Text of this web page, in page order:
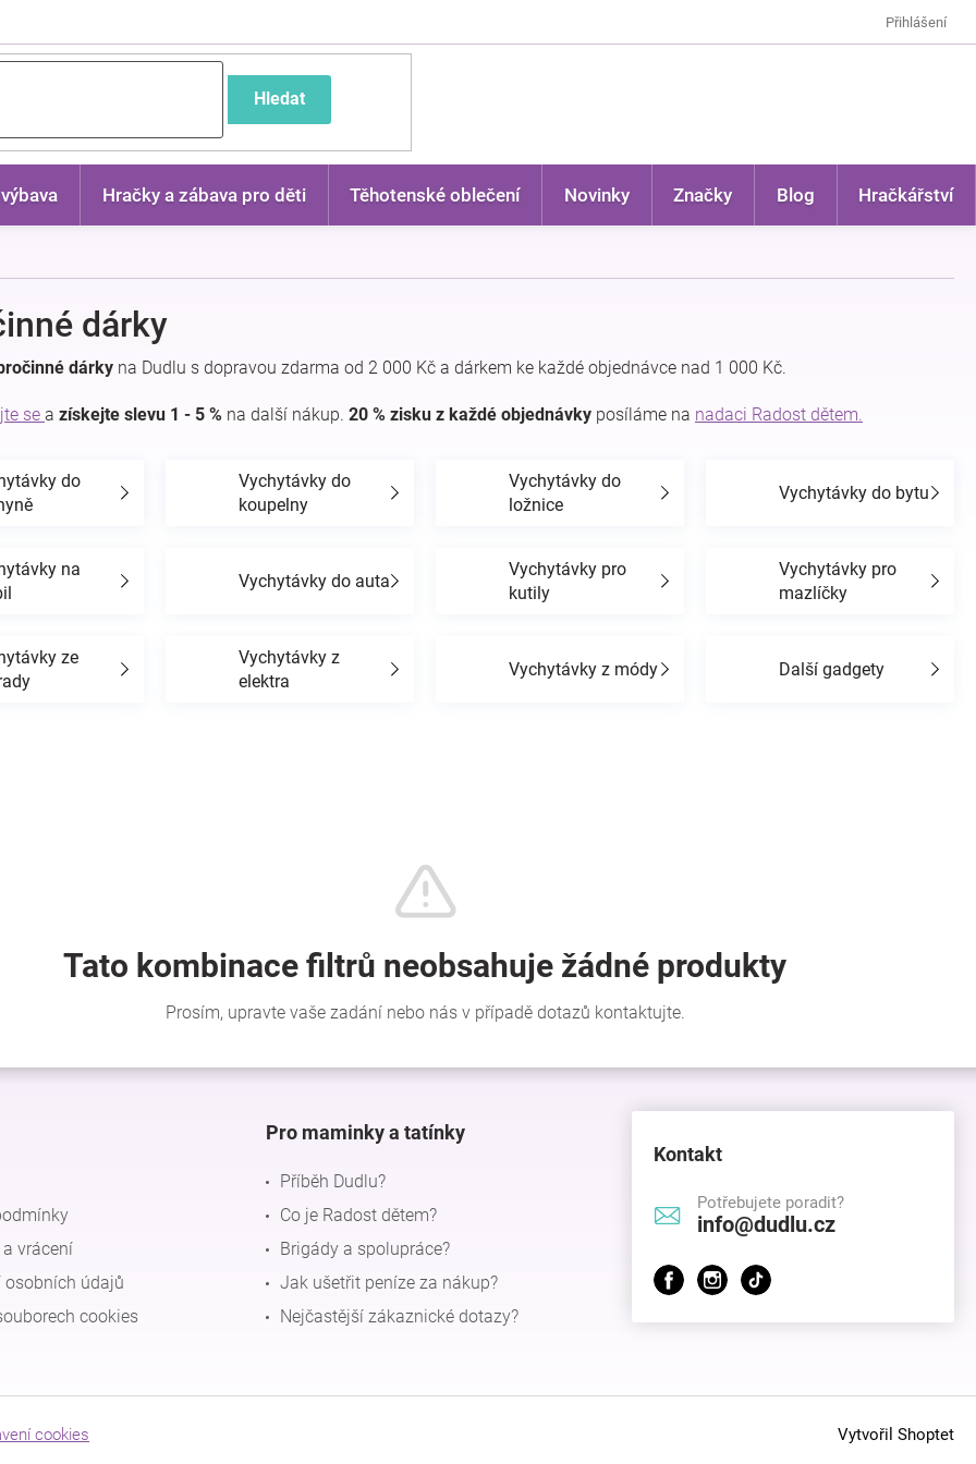
Přihlášení
Hledat
Hračky a zábava pro děti Těhotenské oblečení Novinky Značky Blog Hračkářství
dárky
dárky na Dudlu s dopravou zdarma od 2 000 Kč a dárkem ke každé objednávce nad 1 000 Kč.
se a získejte slevu 1 - 5 % na další nákup. 20 % zisku z každé objednávky posíláme na nadaci Radost dětem.
do
Vychytávky do
koupelny
Vychytávky do
ložnice
Vychytávky do bytu
na
Vychytávky do auta
Vychytávky pro
kutily
Vychytávky pro
mazlíčky
ze
Vychytávky z
elektra
Vychytávky z módy Další gadgety
vrácení
osobních údajů
cookies
Pro maminky a tatínky
Příběh Dudlu?
Co je Radost dětem?
Brigády a spolupráce?
Jak ušetřit peníze za nákup?
Nejčastější zákaznické dotazy?
Kontakt
Potřebujete poradit?
info@dudlu.cz
Vytvořil Shoptet
cookies